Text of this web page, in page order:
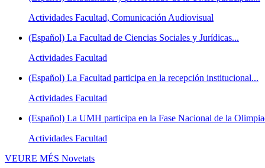
Actividades Facultad, Comunicación Audiovisual
(Español) La Facultad de Ciencias Sociales y Jurídicas...
Actividades Facultad
(Español) La Facultad participa en la recepción institucional...
Actividades Facultad
(Español) La UMH participa en la Fase Nacional de la
Actividades Facultad
VEURE MÉS Novetats